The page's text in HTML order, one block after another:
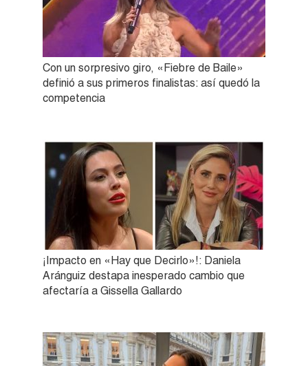
Con un sorpresivo giro, «Fiebre de Baile»
definió a sus primeros finalistas: así quedó la
competencia
¡Impacto en «Hay que Decirlo»!: Daniela
Aránguiz destapa inesperado cambio que
afectaría a Gissella Gallardo